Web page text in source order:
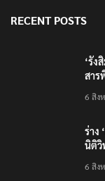
RECENT POSTS
‘รัง
สาร
6 สิง
ร่าง
นิติวิ
6 สิง